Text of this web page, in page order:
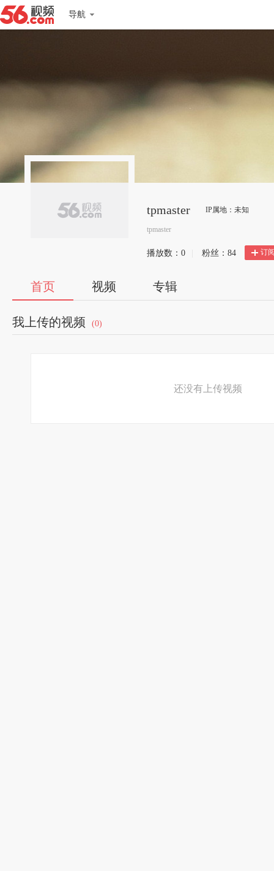
导航
tpmaster IP属地：未知
tpmaster
播放数： 0 粉丝： 84 订
首页 视频 专辑
我上传的视频 (0)
还没有上传视频